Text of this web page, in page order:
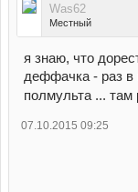
Was62
Местный
я знаю, что
деффачка - раз
полмульта ... там
07.10.2015 09:25